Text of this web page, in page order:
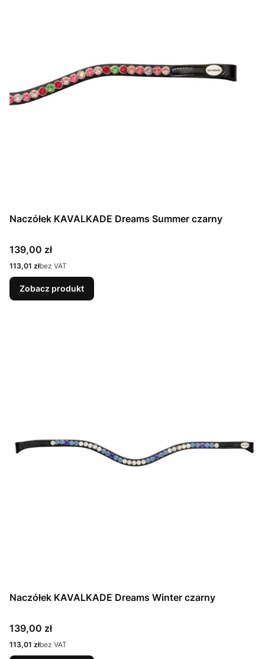
Naczółek KAVALKADE Dreams Summer czarny
Cena
139,00 zł
Cena
113,01 złbez VAT
Zobacz produkt
Naczółek KAVALKADE Dreams Winter czarny
Cena
139,00 zł
Cena
113,01 złbez VAT